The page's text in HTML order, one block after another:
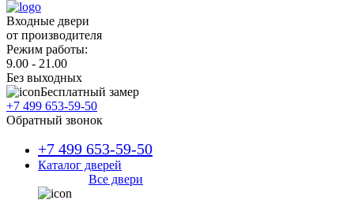
Входные двери
от производителя
Режим работы:
9.00 - 21.00
Без выходных
Бесплатный замер
+7 499 653-59-50
Обратный звонок
+7 499 653-59-50
Каталог дверей
Все двери